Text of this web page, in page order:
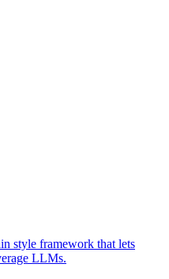
style framework that lets
LLMs.